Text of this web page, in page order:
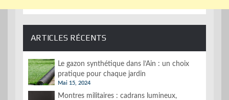
ARTICLES RÉCENTS
Le gazon synthétique dans l’Ain : un choix
pratique pour chaque jardin
Mai 15, 2024
Montres militaires : cadrans lumineux,